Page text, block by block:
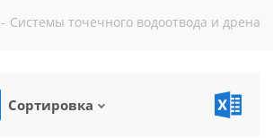
- Системы точечного водоотвода и
Сортировка